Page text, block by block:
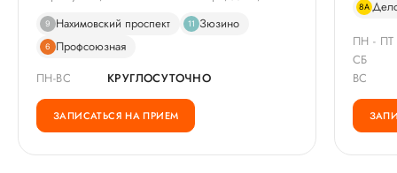
9 Нахимовский проспект 11 Зюзино
6
Профсоюзная
ПН-ВС
КРУГЛОСУТОЧНО
ЗАПИСАТЬСЯ НА ПРИЕМ
8А
ПН - ПТ
СБ
ВС